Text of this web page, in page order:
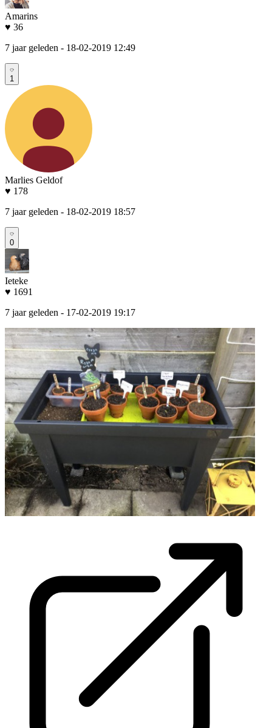
Amarins
♥ 36
7 jaar geleden - 18-02-2019 12:49
1
Marlies Geldof
♥ 178
7 jaar geleden - 18-02-2019 18:57
0
Ieteke
♥ 1691
7 jaar geleden - 17-02-2019 19:17